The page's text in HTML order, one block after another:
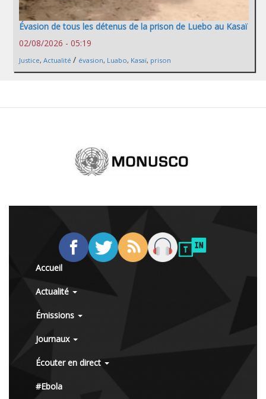
Évasion de tous les détenus de la prison de Luebo au Kasaï
02/08/2026 - 05:19
Justice, Actualité / évasion, Luabo, Kasaï, prison
Accueil
Actualité
Émissions
Journaux
Écouter en direct
#Ebola